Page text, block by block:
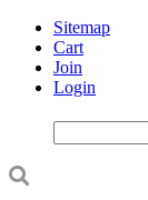
Sitemap
Cart
Join
Login